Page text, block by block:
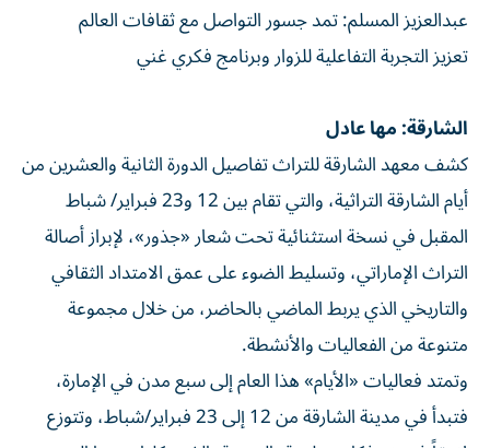
عبدالعزيز المسلم: تمد جسور التواصل مع ثقافات العالم
تعزيز التجربة التفاعلية للزوار وبرنامج فكري غني
الشارقة: مها عادل
كشف معهد الشارقة للتراث تفاصيل الدورة الثانية والعشرين من
أيام الشارقة التراثية، والتي تقام بين 12 و23 فبراير/ شباط
المقبل في نسخة استثنائية تحت شعار «جذور»، لإبراز أصالة
التراث الإماراتي، وتسليط الضوء على عمق الامتداد الثقافي
والتاريخي الذي يربط الماضي بالحاضر، من خلال مجموعة
متنوعة من الفعاليات والأنشطة.
وتمتد فعاليات «الأيام» هذا العام إلى سبع مدن في الإمارة،
فتبدأ في مدينة الشارقة من 12 إلى 23 فبراير/شباط، وتتوزع